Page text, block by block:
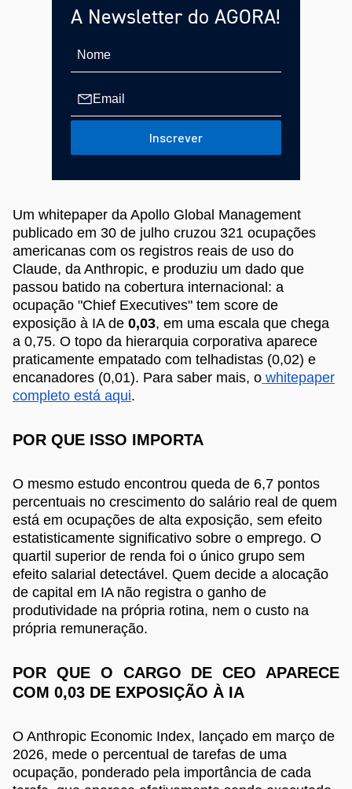
A Newsletter do AGORA!
Inscrever
Um whitepaper da Apollo Global Management
publicado em 30 de julho cruzou 321 ocupações
americanas com os registros reais de uso do
Claude, da Anthropic, e produziu um dado que
passou batido na cobertura internacional: a
ocupação "Chief Executives" tem score de
exposição à IA de 0,03, em uma escala que chega
a 0,75. O topo da hierarquia corporativa aparece
praticamente empatado com telhadistas (0,02) e
encanadores (0,01). Para saber mais, o whitepaper
completo está aqui.
POR QUE ISSO IMPORTA
O mesmo estudo encontrou queda de 6,7 pontos
percentuais no crescimento do salário real de quem
está em ocupações de alta exposição, sem efeito
estatisticamente significativo sobre o emprego. O
quartil superior de renda foi o único grupo sem
efeito salarial detectável. Quem decide a alocação
de capital em IA não registra o ganho de
produtividade na própria rotina, nem o custo na
própria remuneração.
POR QUE O CARGO DE CEO APARECE
COM 0,03 DE EXPOSIÇÃO À IA
O Anthropic Economic Index, lançado em março de
2026, mede o percentual de tarefas de uma
ocupação, ponderado pela importância de cada